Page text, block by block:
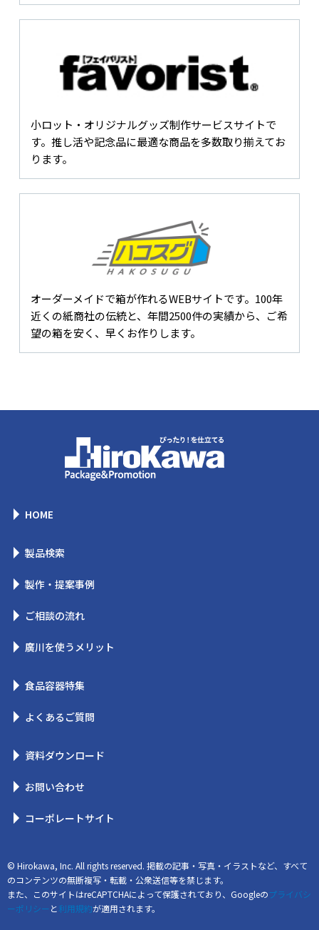
小ロット・オリジナルグッズ制作サービスサイトで
す。推し活や記念品に最適な商品を多数取り揃えてお
ります。
オーダーメイドで箱が作れるWEBサイトです。100年
近くの紙商社の伝統と、年間2500件の実績から、ご希
望の箱を安く、早くお作りします。
HOME
製品検索
製作・提案事例
ご相談の流れ
廣川を使うメリット
食品容器特集
よくあるご質問
資料ダウンロード
お問い合わせ
コーポレートサイト
© Hirokawa, Inc. All rights reserved. 掲載の記事・写真・イラストなど、すべて
のコンテンツの無断複写・転載・公衆送信等を禁じます。
また、このサイトはreCAPTCHAによって保護されており、Googleのプライバシ
ーポリシー と利用規約が適用されます。